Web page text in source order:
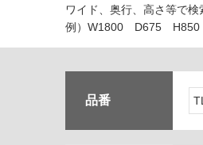
ワイド、奥行、高さ等で検
例）W1800 D675 H850
品番